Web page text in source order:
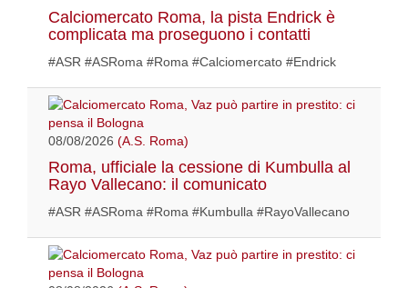
Calciomercato Roma, la pista Endrick è
complicata ma proseguono i contatti
#ASR #ASRoma #Roma #Calciomercato #Endrick
08/08/2026 (A.S. Roma)
Roma, ufficiale la cessione di Kumbulla al
Rayo Vallecano: il comunicato
#ASR #ASRoma #Roma #Kumbulla #RayoVallecano